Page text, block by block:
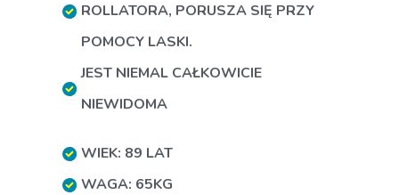
ROLLATORA, PORUSZA SIĘ PRZY
POMOCY LASKI.
JEST NIEMAL CAŁKOWICIE
NIEWIDOMA
WIEK: 89 LAT
WAGA: 65KG